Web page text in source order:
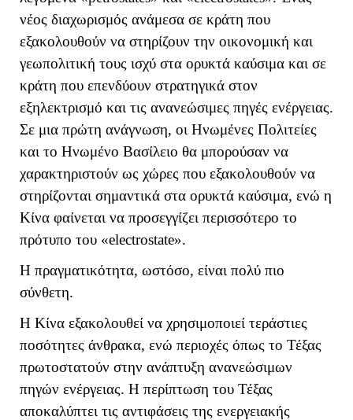
νέος διαχωρισμός ανάμεσα σε κράτη που
εξακολουθούν να στηρίζουν την οικονομική και
γεωπολιτική τους ισχύ στα ορυκτά καύσιμα και σε
κράτη που επενδύουν στρατηγικά στον
εξηλεκτρισμό και τις ανανεώσιμες πηγές ενέργειας.
Σε μια πρώτη ανάγνωση, οι Ηνωμένες Πολιτείες
και το Ηνωμένο Βασίλειο θα μπορούσαν να
χαρακτηριστούν ως χώρες που εξακολουθούν να
στηρίζονται σημαντικά στα ορυκτά καύσιμα, ενώ η
Κίνα φαίνεται να προσεγγίζει περισσότερο το
πρότυπο του «electrostate».
Η πραγματικότητα, ωστόσο, είναι πολύ πιο
σύνθετη.
Η Κίνα εξακολουθεί να χρησιμοποιεί τεράστιες
ποσότητες άνθρακα, ενώ περιοχές όπως το Τέξας
πρωτοστατούν στην ανάπτυξη ανανεώσιμων
πηγών ενέργειας. Η περίπτωση του Τέξας
αποκαλύπτει τις αντιφάσεις της ενεργειακής